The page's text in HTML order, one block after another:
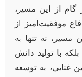
گام از این مسیر،
موفقیت‌آمیز از
مسیر، نه تنها به
با تولید دانش
غنایی، به توسعه